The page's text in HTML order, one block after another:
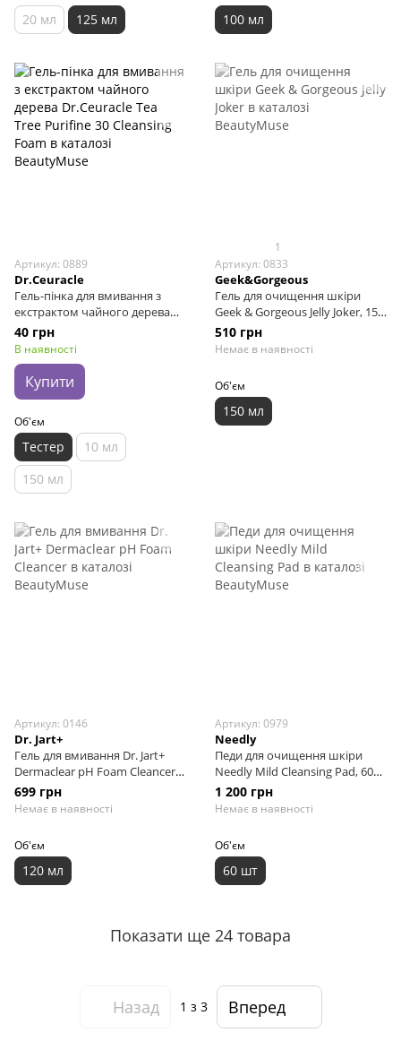
20 мл 125 мл 100 мл
Артикул: 0889
Dr.Ceuracle
Гель-пінка для вмивання з
екстрактом чайного дерева
Dr.Ceuracle Tea Tree Purifine 30
Cleansing Foam, Sample
40 грн
В наявності
Купити
Об'єм
Тестер
10 мл
150 мл
1
Артикул: 0833
Geek&Gorgeous
Гель для очищення шкіри
Geek & Gorgeous Jelly Joker, 150
мл
510 грн
Немає в наявності
Об'єм
150 мл
Артикул: 0146
Dr. Jart+
Гель для вмивання Dr. Jart+
Dermaclear pH Foam Cleancer,
120 мл (renew)
699 грн
Немає в наявності
Об'єм
120 мл
Артикул: 0979
Needly
Педи для очищення шкіри
Needly Mild Cleansing Pad, 60
шт
1 200 грн
Немає в наявності
Об'єм
60 шт
Показати ще 24 товара
Назад 1 з 3 Вперед